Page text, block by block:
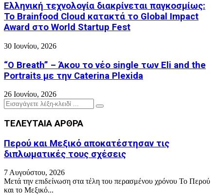
Ελληνική τεχνολογία διακρίνεται παγκοσμίως:
Το Brainfood Cloud κατακτά το Global Impact
Award στο World Startup Fest
30 Ιουνίου, 2026
“O Breath” – Άκου το νέο single των Eli and the
Portraits με την Caterina Plexida
26 Ιουνίου, 2026
Search
for:
Search
ΤΕΛΕΥΤΑΙΑ ΑΡΘΡΑ
Περού και Μεξικό αποκατέστησαν τις
διπλωματικές τους σχέσεις
7 Αυγούστου, 2026
Μετά την επιδείνωση στα τέλη του περασμένου χρόνου Το Περού
και το Μεξικό...